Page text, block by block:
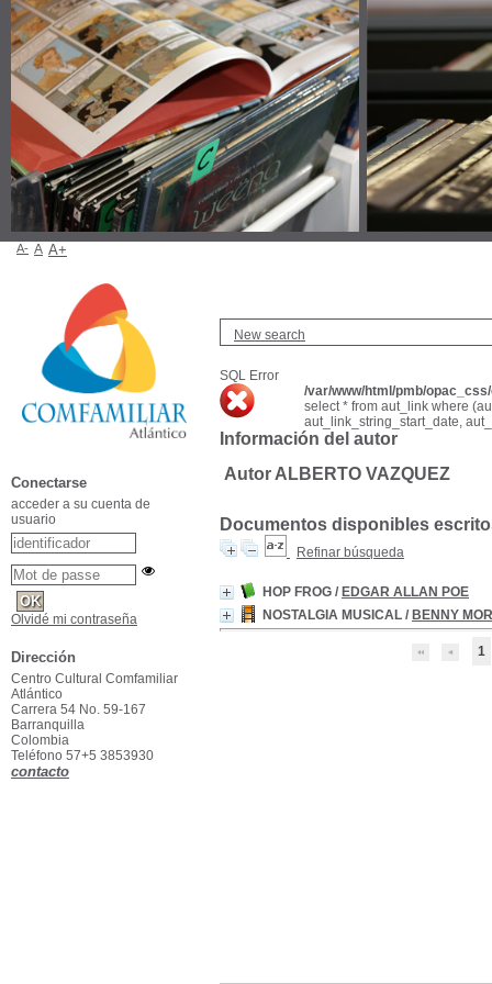
New search
SQL Error
/var/www/html/pmb/
select * from aut_link where
aut_link_string_start_date,
Información del autor
Autor ALBERTO VAZQUEZ
Documentos disponibles
Refinar búsqueda
HOP FROG / EDGAR ALLAN POE
NOSTALGIA MUSICAL / BENNY
1
A- A A+
Conectarse
acceder a su cuenta de
usuario
Olvidé mi contraseña
Dirección
Centro Cultural Comfamiliar
Atlántico
Carrera 54 No. 59-167
Barranquilla
Colombia
Teléfono 57+5 3853930
contacto